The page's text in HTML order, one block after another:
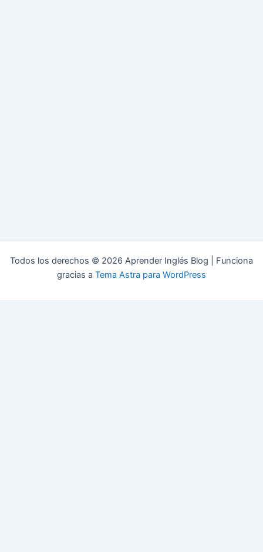
Todos los derechos © 2026 Aprender Inglés Blog | Funciona
gracias a Tema Astra para WordPress